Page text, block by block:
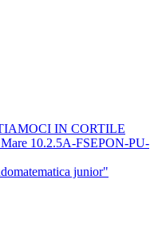
IN CORTILE
10.2.5A-FSEPON-PU-
junior"